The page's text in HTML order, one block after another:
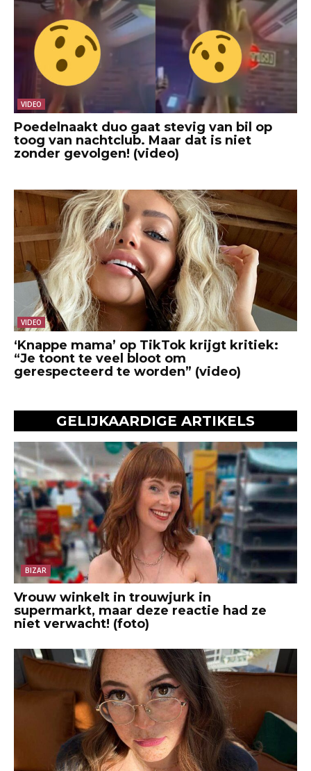
VIDEO
Poedelnaakt duo gaat stevig van bil op
toog van nachtclub. Maar dat is niet
zonder gevolgen! (video)
VIDEO
‘Knappe mama’ op TikTok krijgt kritiek:
“Je toont te veel bloot om
gerespecteerd te worden” (video)
GELIJKAARDIGE ARTIKELS
BIZAR
Vrouw winkelt in trouwjurk in
supermarkt, maar deze reactie had ze
niet verwacht! (foto)